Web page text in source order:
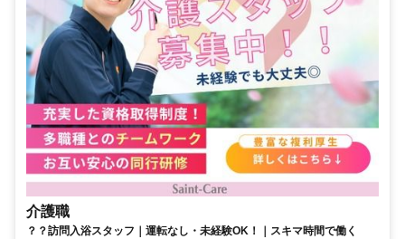
介護職
？？訪問入浴スタッフ｜運転なし・未経験OK！｜スキマ時間で働く